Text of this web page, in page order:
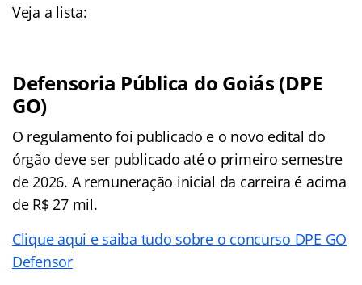
Veja a lista:
Defensoria Pública do Goiás (DPE
GO)
O regulamento foi publicado e o novo edital do
órgão deve ser publicado até o primeiro semestre
de 2026. A remuneração inicial da carreira é acima
de R$ 27 mil.
Clique aqui e saiba tudo sobre o concurso DPE GO
Defensor